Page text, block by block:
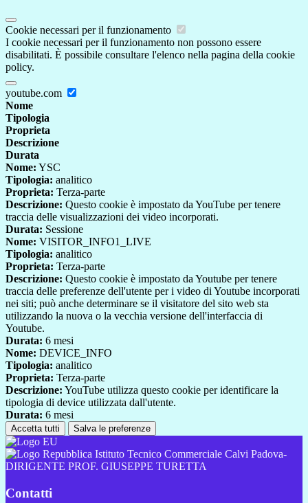
Cookie necessari per il funzionamento
I cookie necessari per il funzionamento non possono essere
disabilitati. È possibile consultare l'elenco nella pagina della cookie
policy.
youtube.com
Nome
Tipologia
Proprieta
Descrizione
Durata
Nome: YSC
Tipologia: analitico
Proprieta: Terza-parte
Descrizione: Questo cookie è impostato da YouTube per tenere
traccia delle visualizzazioni dei video incorporati.
Durata: Sessione
Nome: VISITOR_INFO1_LIVE
Tipologia: analitico
Proprieta: Terza-parte
Descrizione: Questo cookie è impostato da Youtube per tenere
traccia delle preferenze dell'utente per i video di Youtube incorporati
nei siti; può anche determinare se il visitatore del sito web sta
utilizzando la nuova o la vecchia versione dell'interfaccia di
Youtube.
Durata: 6 mesi
Nome: DEVICE_INFO
Tipologia: analitico
Proprieta: Terza-parte
Descrizione: YouTube utilizza questo cookie per identificare la
tipologia di device utilizzata dall'utente.
Durata: 6 mesi
Accetta tutti Salva le preferenze
Istituto Tecnico Commerciale Calvi Padova-
DIRIGENTE PROF. GIUSEPPE TURETTA
Contatti